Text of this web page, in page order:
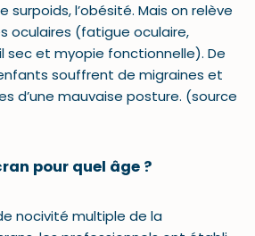
surpoids, l’obésité. Mais on relève
oculaires (fatigue oculaire,
sec et myopie fonctionnelle). De
souffrent de migraines et
d’une mauvaise posture. (source
pour quel âge ?
nocivité multiple de la